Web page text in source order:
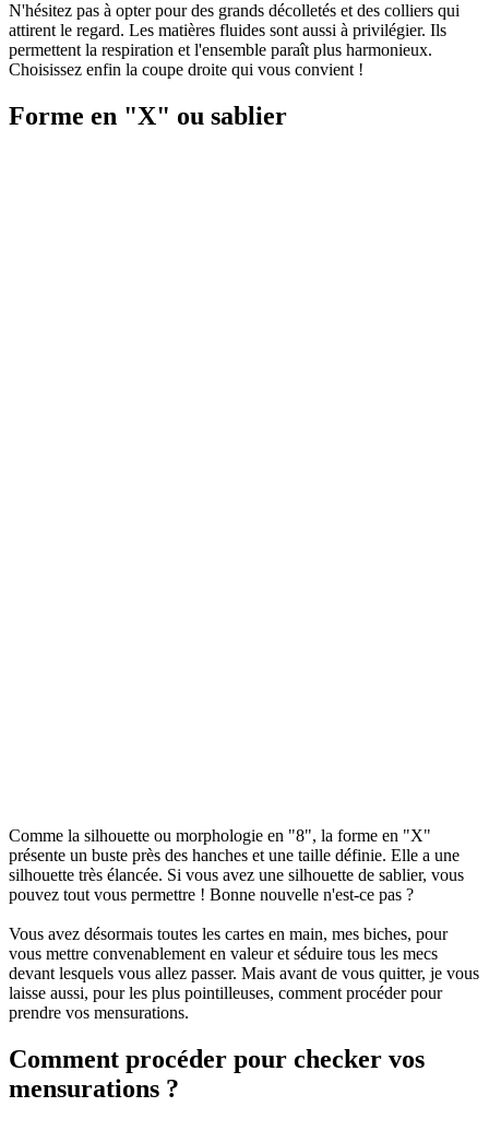
N'hésitez pas à opter pour des grands décolletés et des colliers qui
attirent le regard. Les matières fluides sont aussi à privilégier. Ils
permettent la respiration et l'ensemble paraît plus harmonieux.
Choisissez enfin la coupe droite qui vous convient !
Forme en "X" ou sablier
Comme la silhouette ou morphologie en "8", la forme en "X"
présente un buste près des hanches et une taille définie. Elle a une
silhouette très élancée. Si vous avez une silhouette de sablier, vous
pouvez tout vous permettre ! Bonne nouvelle n'est-ce pas ?
Vous avez désormais toutes les cartes en main, mes biches, pour
vous mettre convenablement en valeur et séduire tous les mecs
devant lesquels vous allez passer. Mais avant de vous quitter, je vous
laisse aussi, pour les plus pointilleuses, comment procéder pour
prendre vos mensurations.
Comment procéder pour checker vos
mensurations ?